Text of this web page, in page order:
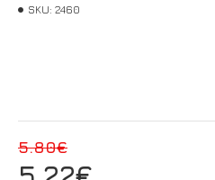
5.80€
SKU: 2460